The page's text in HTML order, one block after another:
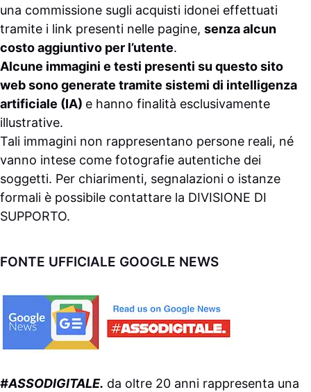
una commissione sugli acquisti idonei effettuati
tramite i link presenti nelle pagine, senza alcun
costo aggiuntivo per l’utente.
Alcune immagini e testi presenti su questo sito
web sono generate tramite sistemi di intelligenza
artificiale (IA) e hanno finalità esclusivamente
illustrative.
Tali immagini non rappresentano persone reali, né
vanno intese come fotografie autentiche dei
soggetti. Per chiarimenti, segnalazioni o istanze
formali è possibile contattare la DIVISIONE DI
SUPPORTO.
FONTE UFFICIALE GOOGLE NEWS
#ASSODIGITALE. da oltre 20 anni rappresenta una